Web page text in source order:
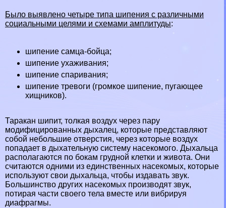
Было выявлено четыре типа шипения с различными
социальными целями и схемами амплитуды:
шипение самца-бойца;
шипение ухаживания;
шипение спаривания;
шипение тревоги (громкое шипение, пугающее
хищников).
Таpaкан шипит, толкая воздух через пару
модифицированных дыхалец, которые представляют
собой небольшие отверстия, через которые воздух
попадает в дыхательную систему насекомого. Дыхальца
располагаются по бокам грудной клетки и живота. Они
считаются одними из единственных насекомых, которые
используют свои дыхальца, чтобы издавать звук.
Большинство других насекомых производят звук,
потирая части своего тела вместе или вибрируя
диафрагмы.